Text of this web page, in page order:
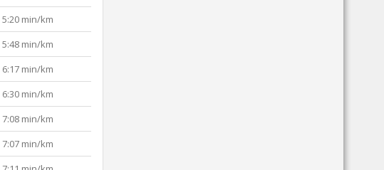
5:20 min/km
5:48 min/km
6:17 min/km
6:30 min/km
7:08 min/km
7:07 min/km